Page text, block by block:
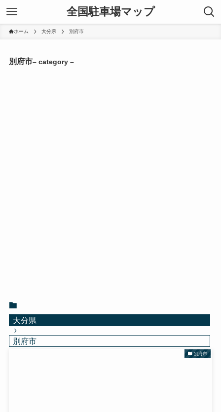
全国駐車場マップ
ホーム 大分県 別府市
別府市– category –
大分県
別府市
別府市